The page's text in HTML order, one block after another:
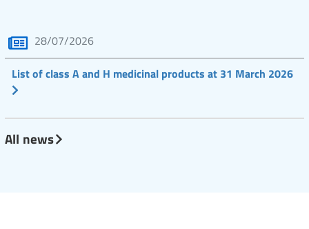
28/07/2026
List of class A and H medicinal products at 31 March 2026
All news